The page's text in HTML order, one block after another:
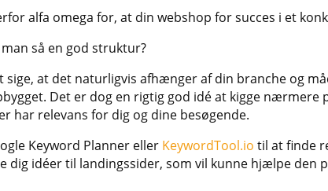
alfa omega for, at din webshop for succes i et
så en god struktur?
sige, at det naturligvis afhænger af din branche og
Det er dog en rigtig god idé at kigge nærmere
har relevans for dig og dine besøgende.
Keyword Planner eller KeywordTool.io til at finde
dig idéer til landingssider, som vil kunne hjælpe den